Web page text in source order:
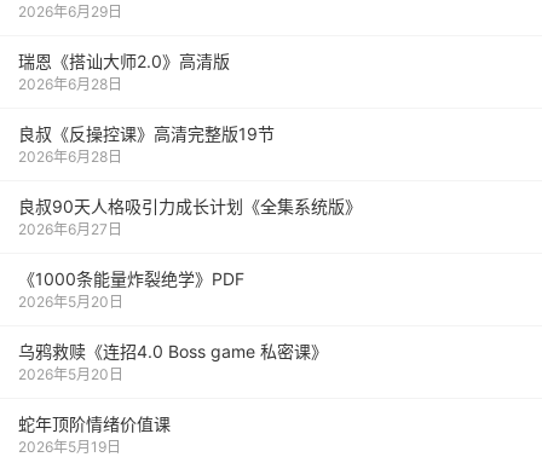
2026年6月29日
瑞恩《搭讪大师2.0》高清版
2026年6月28日
良叔《反操控课》高清完整版19节
2026年6月28日
良叔90天人格吸引力成长计划《全集系统版》
2026年6月27日
《1000‮能条‬‎量‮裂炸‬‎绝学》PDF
2026年5月20日
乌鸦救赎《连招4.0 Boss game 私密课》
2026年5月20日
蛇年顶阶情绪价值课
2026年5月19日